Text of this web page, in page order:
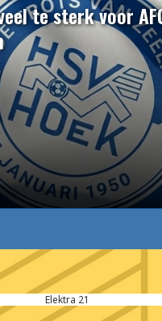
te sterk voor
Elektra 21